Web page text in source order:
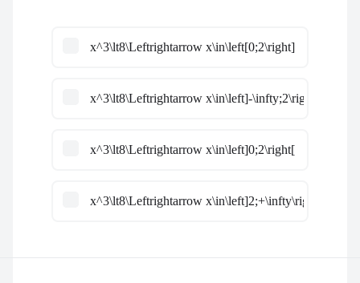
x^3\lt8\Leftrightarrow x\in\left[0;2\right]
x^3\lt8\Leftrightarrow x\in\left]-\infty;2\right[
x^3\lt8\Leftrightarrow x\in\left]0;2\right[
x^3\lt8\Leftrightarrow x\in\left]2;+\infty\right[